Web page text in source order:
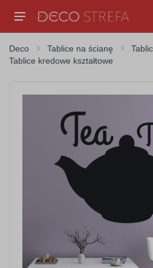
Deco Tablice na ścianę
Tablice kredowe kształtowe